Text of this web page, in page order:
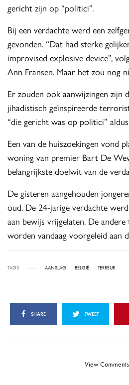
gericht zijn op “politici”.
Bij een verdachte werd een
gevonden. “Dat had sterke
improvised explosive device”,
Ann Fransen. Maar het zou nog
Er zouden ook aanwijzingen zijn
jihadistisch geïnspireerde
“die gericht was op politici”
Een van de huiszoekingen vond
woning van premier Bart De
belangrijkste doelwit van de
De gisteren aangehouden
oud. De 24-jarige verdachte
aan bewijs vrijgelaten. De
worden vandaag voorgeleid aan
TAGS AANSLAG BELGIË TERREUR
SHARE TWEET
View